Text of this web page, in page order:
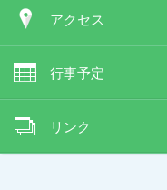
アクセス
行事予定
リンク